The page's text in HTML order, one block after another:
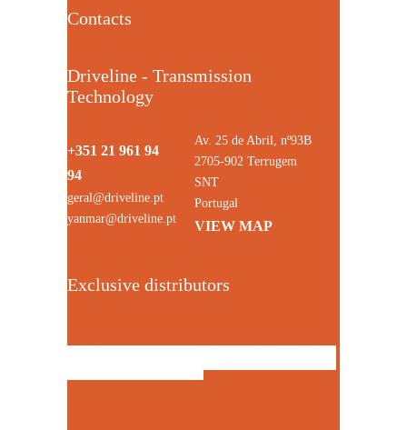
Contacts
Driveline - Transmission
Technology
+351 21 961 94
94
geral@driveline.pt
yanmar@driveline.pt
Av. 25 de Abril, nº93B
2705-902 Terrugem
SNT
Portugal
VIEW MAP
Exclusive distributors